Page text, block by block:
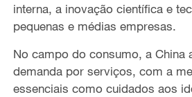
i
d
e
interna, a inovação científica e
pequenas e médias empresas.
No campo do consumo, a China
demanda por serviços, com a
essenciais como cuidados aos